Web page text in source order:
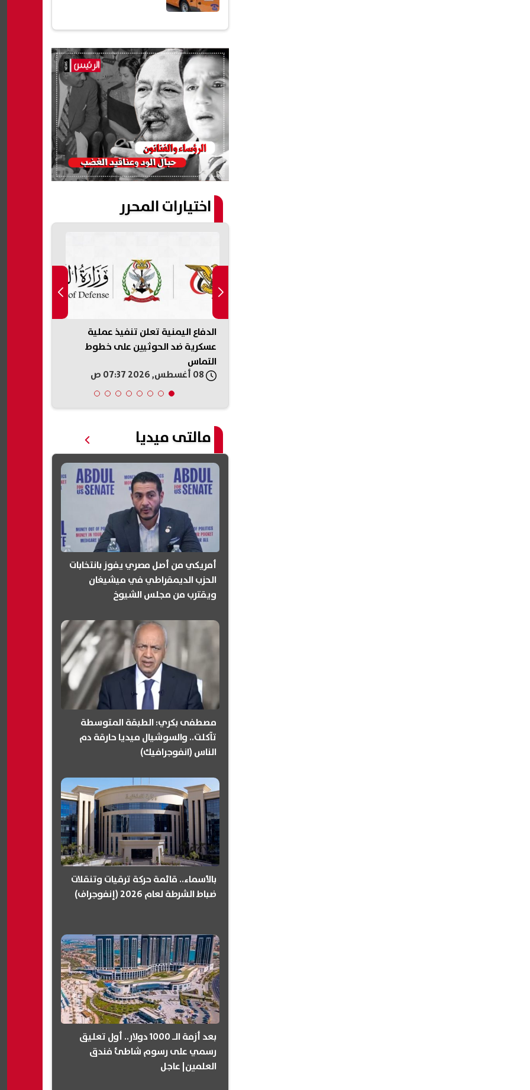
اختيارات المحرر
الدفاع اليمنية تعلن تنفيذ عملية
عسكرية ضد الحوثيين على خطوط
التماس
مالتى ميديا
أمريكي من أصل مصري يفوز بانتخابات
الحزب الديمقراطي في ميشيغان
ويقترب من مجلس الشيوخ
مصطفى بكري: الطبقة المتوسطة
تآكلت.. والسوشيال ميديا حارقة دم
الناس (انفوجرافيك)
بالأسماء.. قائمة حركة ترقيات وتنقلات
ضباط الشرطة لعام 2026 (إنفوجراف)
بعد أزمة الـ 1000 دولار.. أول تعليق
رسمي على رسوم شاطئ فندق
العلمين| عاجل